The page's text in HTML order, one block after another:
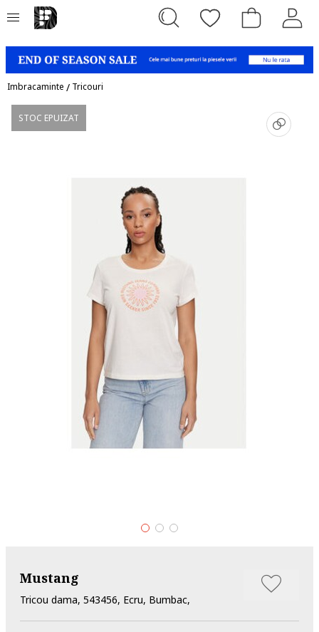
Imbracaminte / Tricouri
STOC EPUIZAT
Mustang
Tricou dama, 543456, Ecru, Bumbac,